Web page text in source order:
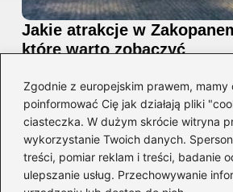
Zgodnie z europejskim prawem, mamy
poinformować Cię jak działają pliki
ciasteczka. W dużym skrócie witryna
wykorzystanie Twoich danych.
treści, pomiar reklam i treści, badanie
ulepszanie usług. Przechowywanie
Jakie atrakcje w
które warto zobaczyć